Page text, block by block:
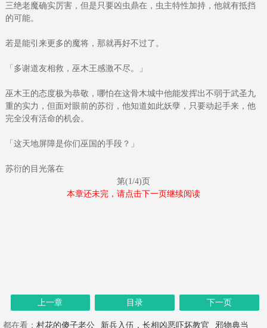
三绝老魔确实厉害，但是只要凶虫鼎在，虫主特性加持，他就有抵挡
的可能。
若是能引来更多的魔将，那就再好不过了。
「多谢道友相救，巫木王感激不尽。」
巫木王的态度极为恭敬，哪怕在这骨木城中他能发挥出不弱于武圣九
重的实力，但面对眼前的苏衍，他知道如此妖孽，只要动起手来，他
完全没有活命的机会。
「这天地屏障是你们巫国的手段？」
苏衍的目光落在
第(1/4)页
本章还未完，请点击下一页继续阅读
上一章 目录 下一页
都在看： 村花的傻子老公 新兵入伍，长相凶恶吓坏教官 邪物典当